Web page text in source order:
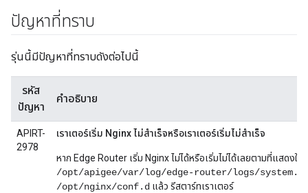
ปัญหาที่ทราบ
รุ่นนี้มีปัญหาที่ทราบดังต่อไปนี้
รหัส
ปัญหา
คำอธิบาย
APIRT-
2978
เราเตอร์เริ่ม Nginx ไม่สำเร็จหรือเราเตอร์เริ่มไม่สำเร็จ
หาก Edge Router เริ่ม Nginx ไม่ได้หรือเริ่มไม่ได้เลยตามที่แสดงใน
/opt/apigee/var/log/edge-router/logs/
/opt/nginx/conf.d แล้ว รีสตาร์ทเราเตอร์